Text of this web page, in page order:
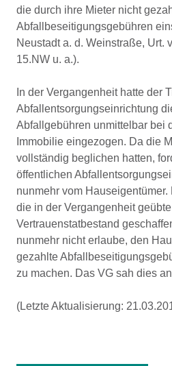
die durch ihre Mieter nicht
Abfallbeseitigungsgebühren
Neustadt a. d. Weinstraße, Urt.
15.NW u. a.).
In der Vergangenheit hatte der
Abfallentsorgungseinrichtung
Abfallgebühren unmittelbar bei
Immobilie eingezogen. Da die
vollständig beglichen hatten,
öffentlichen
nunmehr vom Hauseigentümer.
die in der Vergangenheit
Vertrauenstatbestand
nunmehr nicht erlaube, den
gezahlte
zu machen. Das VG sah dies
(Letzte Aktualisierung: